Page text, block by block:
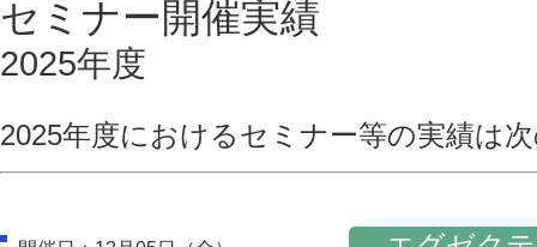
セミナー開催実績
2025年度
2025年度におけるセミナー等の実績は